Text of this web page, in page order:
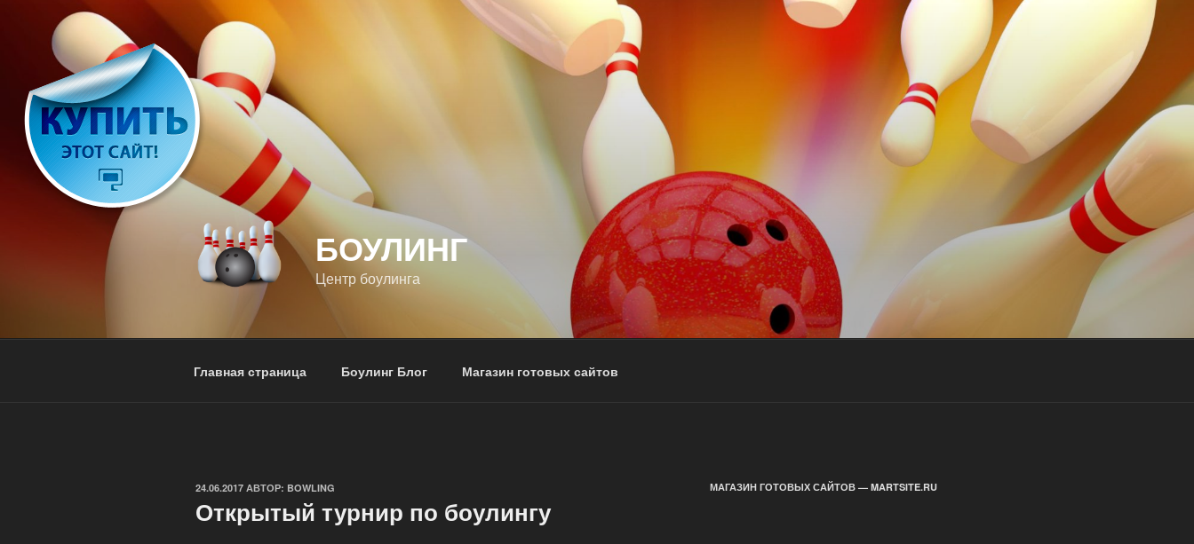
содержимому
БОУЛИНГ
Центр боулинга
Главная страница Боулинг Блог Магазин готовых сайтов
ОПУБЛИКОВАНО
24.06.2017 АВТОР: BOWLING
Открытый турнир по боулингу
МАГАЗИН ГОТОВЫХ САЙТОВ — MARTSITE.RU